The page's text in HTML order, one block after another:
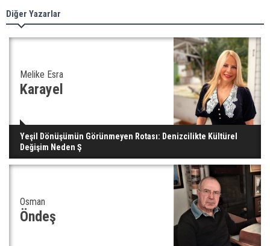
Diğer Yazarlar
Melike Esra
Karayel
Yeşil Dönüşümün Görünmeyen Rotası: Denizcilikte Kültürel
Değişim Neden Ş
Osman
Öndeş